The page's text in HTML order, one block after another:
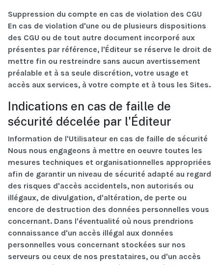
Suppression du compte en cas de violation des CGU
En cas de violation d'une ou de plusieurs dispositions
des CGU ou de tout autre document incorporé aux
présentes par référence, l'Éditeur se réserve le droit de
mettre fin ou restreindre sans aucun avertissement
préalable et à sa seule discrétion, votre usage et
accès aux services, à votre compte et à tous les Sites.
Indications en cas de faille de
sécurité décelée par l'Éditeur
Information de l'Utilisateur en cas de faille de sécurité
Nous nous engageons à mettre en oeuvre toutes les
mesures techniques et organisationnelles appropriées
afin de garantir un niveau de sécurité adapté au regard
des risques d'accès accidentels, non autorisés ou
illégaux, de divulgation, d'altération, de perte ou
encore de destruction des données personnelles vous
concernant. Dans l'éventualité où nous prendrions
connaissance d'un accès illégal aux données
personnelles vous concernant stockées sur nos
serveurs ou ceux de nos prestataires, ou d'un accès